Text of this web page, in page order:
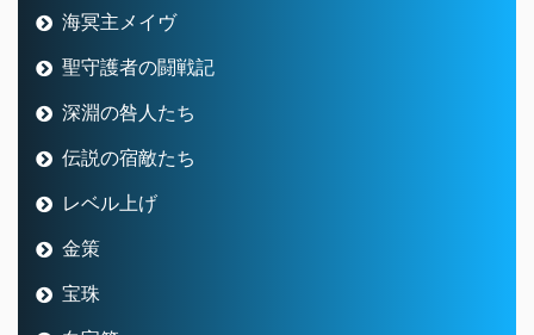
海冥主メイヴ
聖守護者の闘戦記
深淵の咎人たち
伝説の宿敵たち
レベル上げ
金策
宝珠